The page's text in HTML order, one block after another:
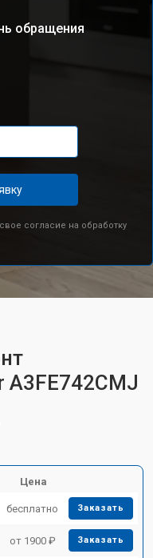
обращения
согласие на обработку
Цена
бесплатно Заказать
от 1900 ₽ Заказать